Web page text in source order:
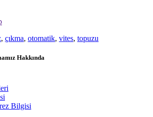
, çıkma, otomatik, vites, topuzu
Bilgisi